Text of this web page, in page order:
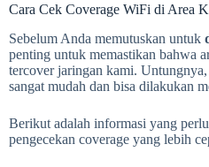
Cara Cek Coverage WiFi di Area
Sebelum Anda memutuskan untuk
penting untuk memastikan bahwa
tercover jaringan kami.
sangat mudah dan bisa dilakukan
Berikut adalah informasi yang
pengecekan coverage yang lebih